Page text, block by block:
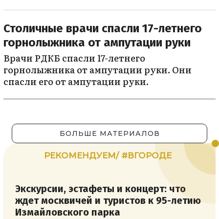
Столичные врачи спасли 17-летнего
горнолыжника от ампутации руки
Врачи РДКБ спасли 17-летнего
горнолыжника от ампутации руки. Они
спасли его от ампутации руки.
БОЛЬШЕ МАТЕРИАЛОВ
РЕКОМЕНДУЕМ/ #ВГОРОДЕ
Экскурсии, эстафеты и концерт: что
ждет москвичей и туристов к 95-летию
Измайловского парка